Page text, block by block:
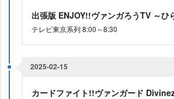
出張版 ENJOY!!ヴァンガろうTV ～ひ
テレビ東京系列 8:00～8:30
2025-02-15
カードファイト!!ヴァンガード